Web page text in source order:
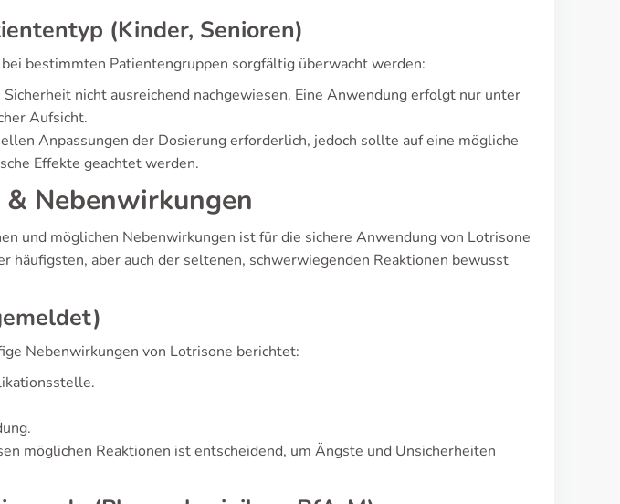
(Kinder, Senioren)
bestimmten Patientengruppen sorgfältig überwacht werden:
nicht ausreichend nachgewiesen. Eine Anwendung erfolgt nur unter
Aufsicht.
Anpassungen der Dosierung erforderlich, jedoch sollte auf eine mögliche
Effekte geachtet werden.
Nebenwirkungen
und möglichen Nebenwirkungen ist für die sichere Anwendung von Lotrisone
häufigsten, aber auch der seltenen, schwerwiegenden Reaktionen bewusst
Nebenwirkungen von Lotrisone berichtet:
möglichen Reaktionen ist entscheidend, um Ängste und Unsicherheiten